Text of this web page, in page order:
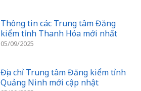
Thông tin các Trung tâm Đăng
kiểm tỉnh Thanh Hóa mới nhất
05/09/2025
Địa chỉ Trung tâm Đăng kiểm tỉnh
Quảng Ninh mới cập nhật